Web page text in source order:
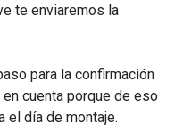
te enviaremos la
para la confirmación
cuenta porque de eso
el día de montaje.